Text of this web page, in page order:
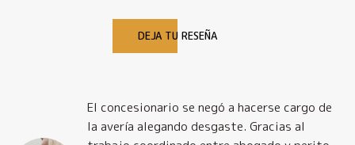
DEJA TU RESEÑA
El concesionario se negó a hacerse cargo de
la avería alegando desgaste. Gracias al